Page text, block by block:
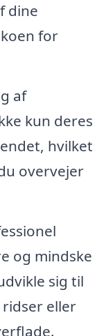
dine
for
af
kun deres
hvilket
overvejer
og mindske
sig til
eller